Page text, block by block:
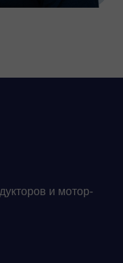
и мотор-